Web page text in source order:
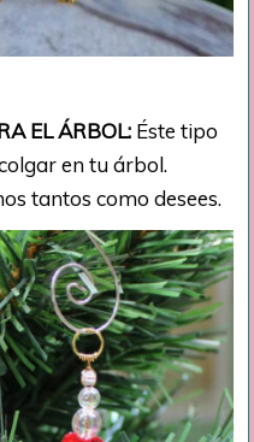
EL ÁRBOL: Éste tipo
en tu árbol.
tantos como desees.